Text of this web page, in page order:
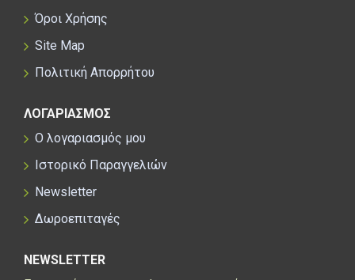
Όροι Χρήσης
Site Map
Πολιτική Απορρήτου
ΛΟΓΑΡΙΑΣΜΟΣ
Ο λογαριασμός μου
Ιστορικό Παραγγελιών
Newsletter
Δωροεπιταγές
NEWSLETTER